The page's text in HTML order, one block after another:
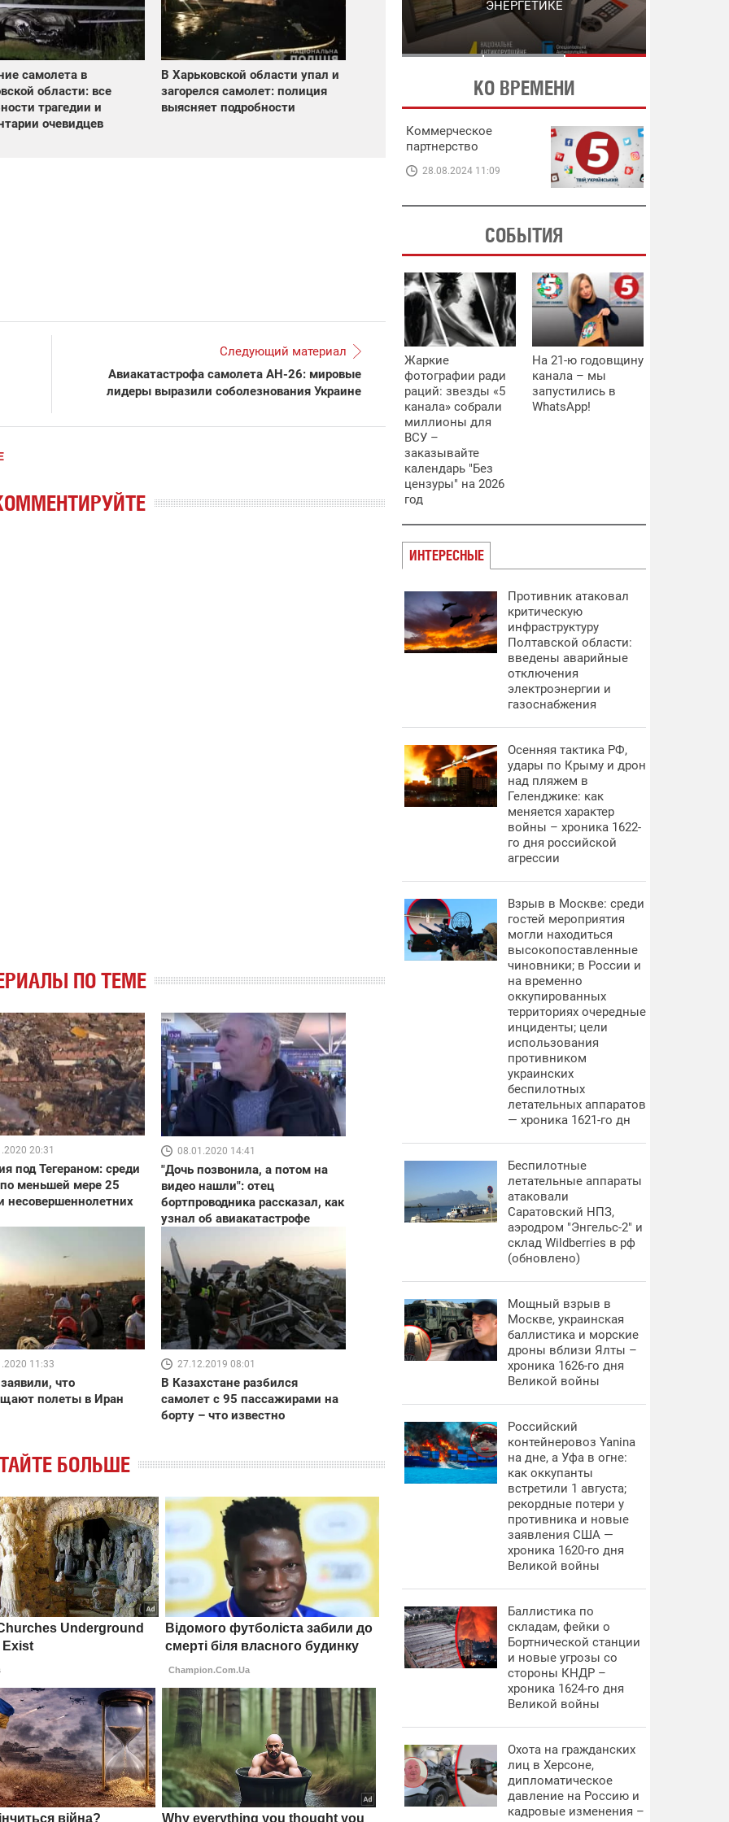
самолета в
области: все
трагедии и
очевидцев
В Харьковской области упал и
загорелся самолет: полиция
выясняет подробности
Следующий материал
Авиакатастрофа самолета АН-26: мировые
лидеры выразили соболезнования Украине
ПО ТЕМЕ
20:31
под Тегераном: среди
меньшей мере 25
несовершеннолетних
08.01.2020 14:41
"Дочь позвонила, а потом на
видео нашли": отец
бортпроводника рассказал, как
узнал об авиакатастрофе
11:33
что
полеты в Иран
27.12.2019 08:01
В Казахстане разбился
самолет с 95 пассажирами на
борту – что известно
БОЛЬШЕ
В ЭНЕРГЕТИКЕ
ЭНЕРГЕТИКЕ
КО ВРЕМЕНИ
Коммерческое
партнерство
28.08.2024 11:09
СОБЫТИЯ
Жаркие
фотографии ради
раций: звезды «5
канала» собрали
миллионы для
ВСУ –
заказывайте
календарь "Без
цензуры" на 2026
год
На 21-ю годовщину
канала – мы
запустились в
WhatsApp!
ИНТЕРЕСНЫЕ
Противник атаковал
критическую
инфраструктуру
Полтавской области:
введены аварийные
отключения
электроэнергии и
газоснабжения
Осенняя тактика РФ,
удары по Крыму и дрон
над пляжем в
Геленджике: как
меняется характер
войны – хроника 1622-
го дня российской
агрессии
Взрыв в Москве: среди
гостей мероприятия
могли находиться
высокопоставленные
чиновники; в России и
на временно
оккупированных
территориях очередные
инциденты; цели
использования
противником
украинских
беспилотных
летательных аппаратов
— хроника 1621-го дн
Беспилотные
летательные аппараты
атаковали
Саратовский НПЗ,
аэродром "Энгельс-2" и
склад Wildberries в рф
(обновлено)
Мощный взрыв в
Москве, украинская
баллистика и морские
дроны вблизи Ялты –
хроника 1626-го дня
Великой войны
Российский
контейнеровоз Yanina
на дне, а Уфа в огне:
как оккупанты
встретили 1 августа;
рекордные потери у
противника и новые
заявления США —
хроника 1620-го дня
Великой войны
Баллистика по
складам, фейки о
Бортнической станции
и новые угрозы со
стороны КНДР –
хроника 1624-го дня
Великой войны
Охота на гражданских
лиц в Херсоне,
дипломатическое
давление на Россию и
кадровые изменения –